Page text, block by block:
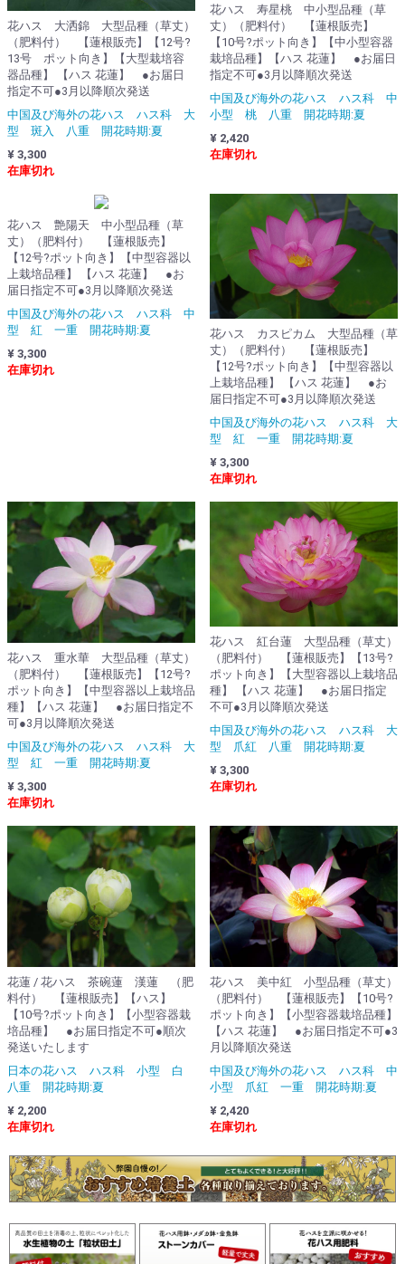
花ハス 大洒錦 大型品種（草丈）
（肥料付） 【蓮根販売】【12号?
13号 ポット向き】【大型栽培容
器品種】 【ハス 花蓮】 ●お届日
指定不可●3月以降順次発送
中国及び海外の花ハス ハス科 大
型 斑入 八重 開花時期:夏
¥ 3,300
在庫切れ
花ハス 寿星桃 中小型品種（草
丈）（肥料付） 【蓮根販売】
【10号?ポット向き】【中小型容器
栽培品種】【ハス 花蓮】 ●お届日
指定不可●3月以降順次発送
中国及び海外の花ハス ハス科 中
小型 桃 八重 開花時期:夏
¥ 2,420
在庫切れ
花ハス 艶陽天 中小型品種（草
丈）（肥料付） 【蓮根販売】
【12号?ポット向き】【中型容器以
上栽培品種】 【ハス 花蓮】 ●お
届日指定不可●3月以降順次発送
中国及び海外の花ハス ハス科 中
型 紅 一重 開花時期:夏
¥ 3,300
在庫切れ
花ハス カスピカム 大型品種（草
丈）（肥料付） 【蓮根販売】
【12号?ポット向き】【中型容器以
上栽培品種】 【ハス 花蓮】 ●お
届日指定不可●3月以降順次発送
中国及び海外の花ハス ハス科 大
型 紅 一重 開花時期:夏
¥ 3,300
在庫切れ
花ハス 重水華 大型品種（草丈）
（肥料付） 【蓮根販売】【12号?
ポット向き】【中型容器以上栽培品
種】【ハス 花蓮】 ●お届日指定不
可●3月以降順次発送
中国及び海外の花ハス ハス科 大
型 紅 一重 開花時期:夏
¥ 3,300
在庫切れ
花ハス 紅台蓮 大型品種（草丈）
（肥料付） 【蓮根販売】【13号?
ポット向き】【大型容器以上栽培品
種】 【ハス 花蓮】 ●お届日指定
不可●3月以降順次発送
中国及び海外の花ハス ハス科 大
型 爪紅 八重 開花時期:夏
¥ 3,300
在庫切れ
花蓮 / 花ハス 茶碗蓮 漢蓮 （肥
料付） 【蓮根販売】【ハス】
【10号?ポット向き】【小型容器栽
培品種】 ●お届日指定不可●順次
発送いたします
日本の花ハス ハス科 小型 白
八重 開花時期:夏
¥ 2,200
在庫切れ
花ハス 美中紅 小型品種（草丈）
（肥料付） 【蓮根販売】【10号?
ポット向き】【小型容器栽培品種】
【ハス 花蓮】 ●お届日指定不可●3
月以降順次発送
中国及び海外の花ハス ハス科 中
小型 爪紅 一重 開花時期:夏
¥ 2,420
在庫切れ